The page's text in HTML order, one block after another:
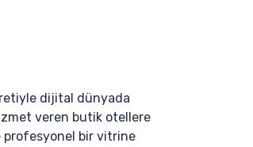
dijital dünyada
veren butik otellere
profesyonel bir vitrine